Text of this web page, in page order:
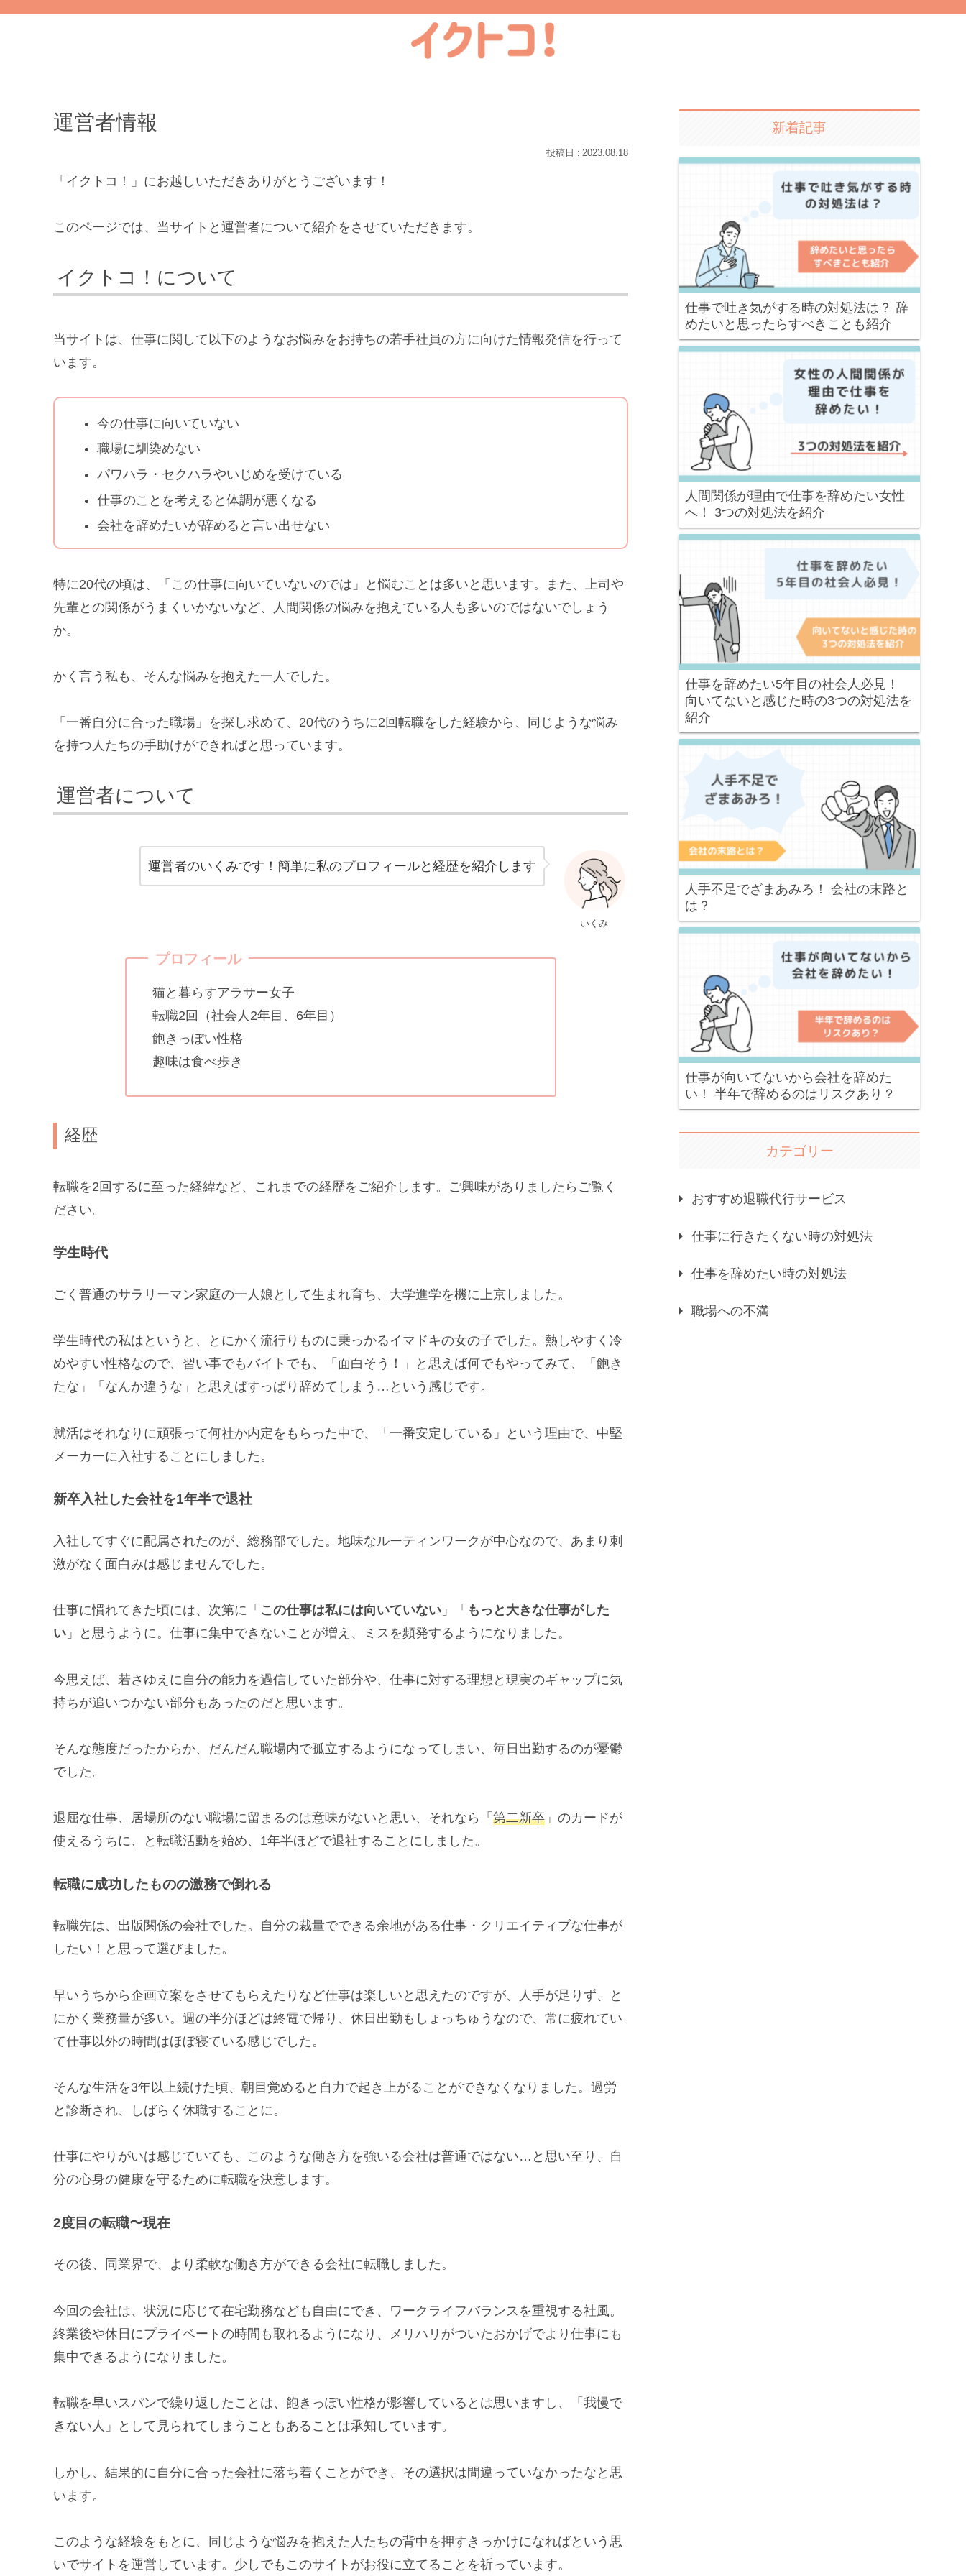
運営者情報
2023.08.18
「イクトコ！」にお越しいただきありがとうございます！
このページでは、当サイトと運営者について紹介をさせていただきます。
イクトコ！について
当サイトは、仕事に関して以下のようなお悩みをお持ちの若手社員の方に向けた情報発信を行って
います。
今の仕事に向いていない
職場に馴染めない
パワハラ・セクハラやいじめを受けている
仕事のことを考えると体調が悪くなる
会社を辞めたいが辞めると言い出せない
特に20代の頃は、「この仕事に向いていないのでは」と悩むことは多いと思います。また、上司や
先輩との関係がうまくいかないなど、人間関係の悩みを抱えている人も多いのではないでしょう
か。
かく言う私も、そんな悩みを抱えた一人でした。
「一番自分に合った職場」を探し求めて、20代のうちに2回転職をした経験から、同じような悩み
を持つ人たちの手助けができればと思っています。
運営者について
いくみ
運営者のいくみです！簡単に私のプロフィールと経歴を紹介します
プロフィール
猫と暮らすアラサー女子
転職2回（社会人2年目、6年目）
飽きっぽい性格
趣味は食べ歩き
経歴
転職を2回するに至った経緯など、これまでの経歴をご紹介します。ご興味がありましたらご覧く
ださい。
学生時代
ごく普通のサラリーマン家庭の一人娘として生まれ育ち、大学進学を機に上京しました。
学生時代の私はというと、とにかく流行りものに乗っかるイマドキの女の子でした。熱しやすく冷
めやすい性格なので、習い事でもバイトでも、「面白そう！」と思えば何でもやってみて、「飽き
たな」「なんか違うな」と思えばすっぱり辞めてしまう…という感じです。
就活はそれなりに頑張って何社か内定をもらった中で、「一番安定している」という理由で、中堅
メーカーに入社することにしました。
新卒入社した会社を1年半で退社
入社してすぐに配属されたのが、総務部でした。地味なルーティンワークが中心なので、あまり刺
激がなく面白みは感じませんでした。
仕事に慣れてきた頃には、次第に「 この仕事は私には向いていない 」「 もっと大きな仕事がした
い 」と思うように。仕事に集中できないことが増え、ミスを頻発するようになりました。
今思えば、若さゆえに自分の能力を過信していた部分や、仕事に対する理想と現実のギャップに気
持ちが追いつかない部分もあったのだと思います。
そんな態度だったからか、だんだん職場内で孤立するようになってしまい、毎日出勤するのが憂鬱
でした。
退屈な仕事、居場所のない職場に留まるのは意味がないと思い、それなら「 第二新卒 」のカードが
使えるうちに、と転職活動を始め、1年半ほどで退社することにしました。
転職に成功したものの激務で倒れる
転職先は、出版関係の会社でした。自分の裁量でできる余地がある仕事・クリエイティブな仕事が
したい！と思って選びました。
早いうちから企画立案をさせてもらえたりなど仕事は楽しいと思えたのですが、人手が足りず、と
にかく業務量が多い。週の半分ほどは終電で帰り、休日出勤もしょっちゅうなので、常に疲れてい
て仕事以外の時間はほぼ寝ている感じでした。
そんな生活を3年以上続けた頃、朝目覚めると自力で起き上がることができなくなりました。過労
と診断され、しばらく休職することに。
仕事にやりがいは感じていても、このような働き方を強いる会社は普通ではない…と思い至り、自
分の心身の健康を守るために転職を決意します。
2度目の転職〜現在
その後、同業界で、より柔軟な働き方ができる会社に転職しました。
今回の会社は、状況に応じて在宅勤務なども自由にでき、ワークライフバランスを重視する社風。
終業後や休日にプライベートの時間も取れるようになり、メリハリがついたおかげでより仕事にも
集中できるようになりました。
転職を早いスパンで繰り返したことは、飽きっぽい性格が影響しているとは思いますし、「我慢で
きない人」として見られてしまうこともあることは承知しています。
しかし、結果的に自分に合った会社に落ち着くことができ、その選択は間違っていなかったなと思
います。
このような経験をもとに、同じような悩みを抱えた人たちの背中を押すきっかけになればという思
いでサイトを運営しています。少しでもこのサイトがお役に立てることを祈っています。
新着記事
仕事で吐き気がする時の対処法は？ 辞
めたいと思ったらすべきことも紹介
人間関係が理由で仕事を辞めたい女性
へ！ 3つの対処法を紹介
仕事を辞めたい5年目の社会人必見！
向いてないと感じた時の3つの対処法を
紹介
人手不足でざまあみろ！ 会社の末路と
は？
仕事が向いてないから会社を辞めた
い！ 半年で辞めるのはリスクあり？
カテゴリー
おすすめ退職代行サービス
仕事に行きたくない時の対処法
仕事を辞めたい時の対処法
職場への不満